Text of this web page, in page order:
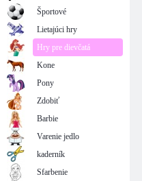
Športové
Lietajúci hry
Hry pre dievčatá
Kone
Pony
Zdobiť
Barbie
Varenie jedlo
kaderník
Sfarbenie